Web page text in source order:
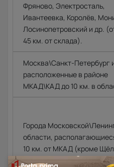
Фряново, Электросталь,
Ивантеевка, Королёв,
Лосинопетровский и др.
45 км. от склада).
Москва\Санкт-Петербург
расположенные в районе
МКАД\КАД до 10 км. в
Города
области,
10 км. от МКАД (кроме
шоссе)\КАД